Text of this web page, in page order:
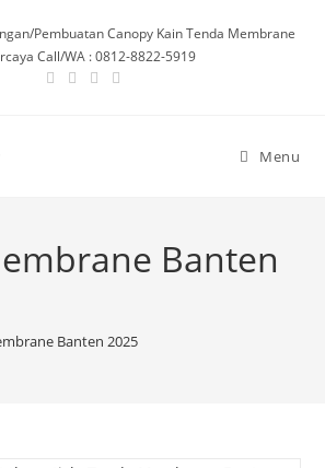
Pembuatan Canopy Kain Tenda Membrane
Call/WA : 0812-8822-5919
Menu
Banten
Banten 2025